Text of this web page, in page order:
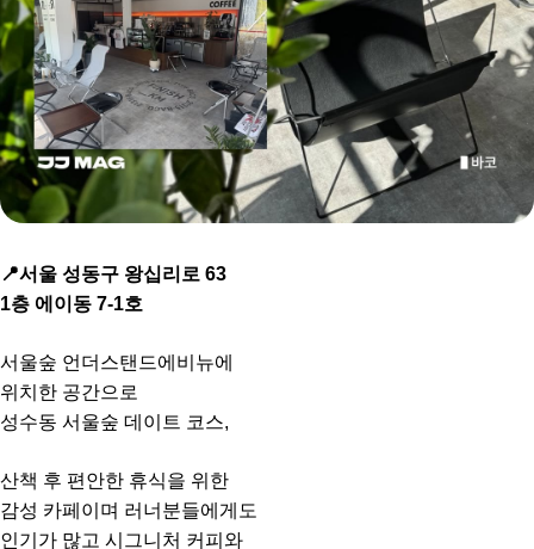
📍서울 성동구 왕십리로 63
1층 에이동 7-1호
서울숲 언더스탠드에비뉴에
위치한 공간으로
성수동 서울숲 데이트 코스,
산책 후 편안한 휴식을 위한
감성 카페이며 러너분들에게도
인기가 많고 시그니처 커피와